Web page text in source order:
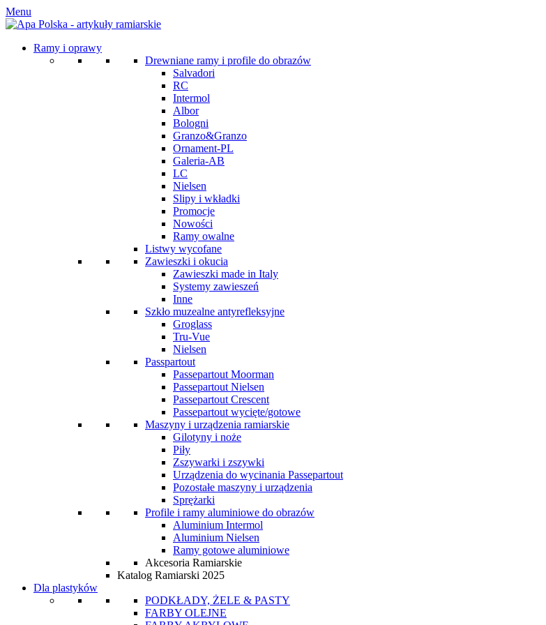
Menu
Ramy i oprawy
Drewniane ramy i profile do obrazów
Salvadori
RC
Intermol
Albor
Bologni
Granzo&Granzo
Ornament-PL
Galeria-AB
LC
Nielsen
Slipy i wkładki
Promocje
Nowości
Ramy owalne
Listwy wycofane
Zawieszki i okucia
Zawieszki made in Italy
Systemy zawieszeń
Inne
Szkło muzealne antyrefleksyjne
Groglass
Tru-Vue
Nielsen
Passpartout
Passepartout Moorman
Passepartout Nielsen
Passepartout Crescent
Passepartout wycięte/gotowe
Maszyny i urządzenia ramiarskie
Gilotyny i noże
Piły
Zszywarki i zszywki
Urządzenia do wycinania Passepartout
Pozostałe maszyny i urządzenia
Sprężarki
Profile i ramy aluminiowe do obrazów
Aluminium Intermol
Aluminium Nielsen
Ramy gotowe aluminiowe
Akcesoria Ramiarskie
Katalog Ramiarski 2025
Dla plastyków
PODKŁADY, ŻELE & PASTY
FARBY OLEJNE